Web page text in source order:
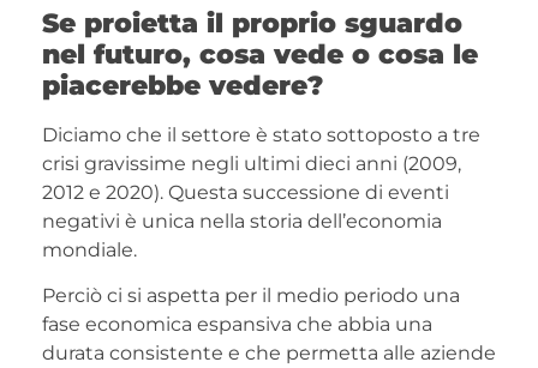
Se proietta il proprio sguardo
nel futuro, cosa vede o cosa le
piacerebbe vedere?
Diciamo che il settore è stato sottoposto a tre
crisi gravissime negli ultimi dieci anni (2009,
2012 e 2020). Questa successione di eventi
negativi è unica nella storia dell’economia
mondiale.
Perciò ci si aspetta per il medio periodo una
fase economica espansiva che abbia una
durata consistente e che permetta alle aziende